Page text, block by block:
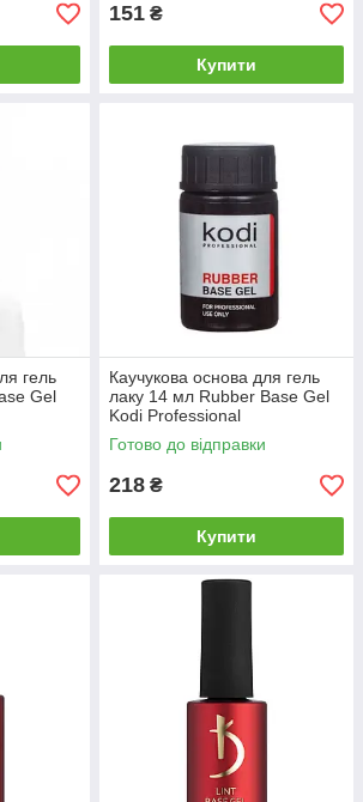
151 ₴
Купити
гель
Gel
Каучукова основа для гель
лаку 14 мл Rubber Base Gel
Kodi Professional
Готово до відправки
218 ₴
Купити